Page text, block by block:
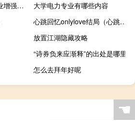
HEU KMS Activator专业增强版 V26.1.0 吾爱破解版（HEU KMS Activator专业增强版 V26.1.0 吾爱破解版功能简介）
大学电力专业有哪些内容
心跳回忆onlylove结局（心跳回忆only love）
放置江湖隐藏攻略
“诗券负来应渐释”的出处是哪里
怎么去拜年好呢
☚